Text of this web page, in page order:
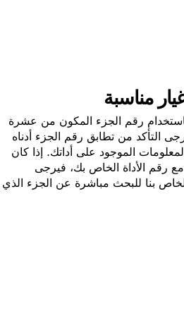
مناسبة
رقم الجزء المكون من عشرة
التأكد من تطابق رقم الجزء أدناه
الموجود على أداتك. إذا كان
رقم الأداة الخاص بك، فيرجى
بنا للبحث مباشرة عن الجزء الذي